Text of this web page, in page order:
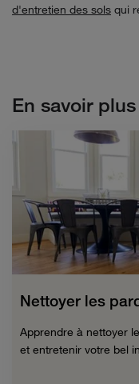
d'entretien des sols qui
En savoir plus
Nettoyer les
Apprendre à nettoyer
et entretenir votre bel